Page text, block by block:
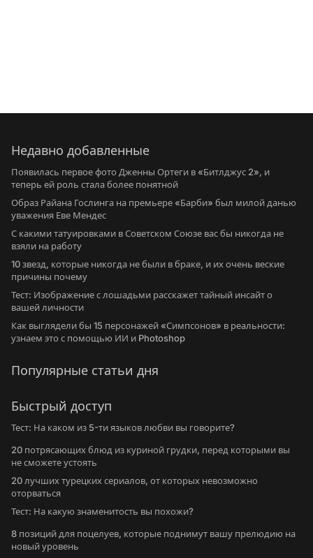
Недавно добавленные
Появилась первое фото Дженны Ортеги в «Битлджус 2», и
теперь ей роль стала более понятной
Образ Райана Гослинга на премьере «Барби» был милой данью
уважения Еве Мендес
С какими татуировками в Советском Союзе вас бы никогда не
взяли на работу
10 звезд, которые никогда не были в браке, и их очень веские
причины почему
Тест: Изображение с лошадьми расскажет тайный инсайт о
вашей личности
Как выглядели бы 15 персонажей «Симпсонов» в реальности:
узнаем это с помощью ИИ и Photoshop
Популярные статьи дня
Быстрый доступ
Тест: На каком из 5-ти языков любви вы говорите?
20 потрясающих блюд из куриной грудки, перед которыми вы
не сможете устоять
20 лучших турецких сериалов, от которых невозможно
оторваться
Тест: На какую знаменитость вы похожи?
8 позиций для поцелуев, которые поднимут вашу прелюдию на
новый уровень